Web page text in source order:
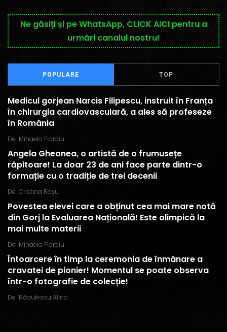
Ne găsiți și pe WhatsApp, CLICK AICI pentru a
urmări canalul nostru!
POPULARE TOP
Medicul gorjean Narcis Filipescu, instruit în Franța
în chirurgia cardiovasculară, a ales să profeseze
în România
De Mihaela Floroiu
Angela Gheonea, o artistă de o frumusețe
răpitoare! La doar 23 de ani face parte dintr-o
formație cu o tradiție de trei decenii
De Cristina Roșu
Povestea elevei care a obținut cea mai mare notă
din Gorj la Evaluarea Națională! Este olimpică la
mai multe materii
De Mihaela Floroiu
Întoarcere în timp la ceremonia de înmânare a
cravatei de pionier! Momentul se poate observa
într-o fotografie de colecție!
De Rădulescu Alina